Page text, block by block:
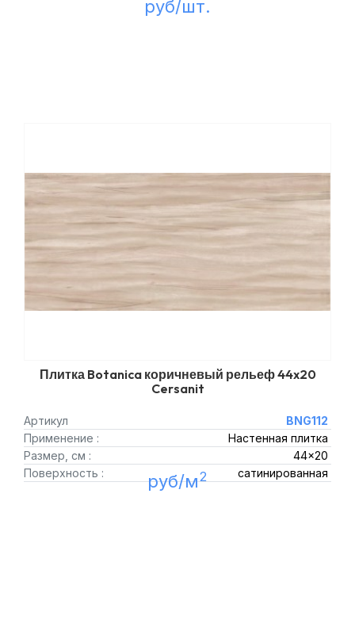
руб/шт.
Плитка Botanica коричневый рельеф 44x20
Cersanit
Артикул
BNG112
Применение :
Настенная плитка
Размер, см :
44x20
Поверхность :
сатинированная
руб/м2